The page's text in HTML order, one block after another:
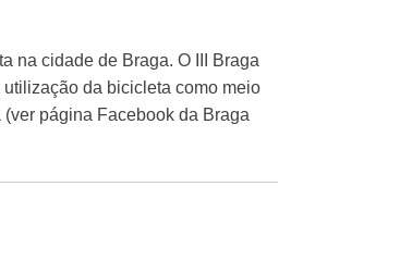
na cidade de Braga. O III Braga
da bicicleta como meio
página Facebook da Braga